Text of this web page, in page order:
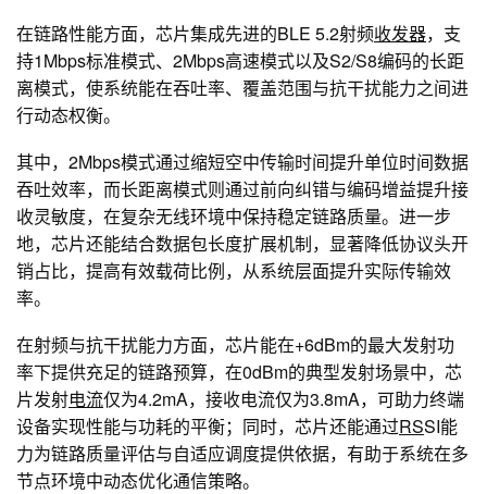
在链路性能方面，芯片集成先进的BLE 5.2射频收发器，支
持1Mbps标准模式、2Mbps高速模式以及S2/S8编码的长距
离模式，使系统能在吞吐率、覆盖范围与抗干扰能力之间进
行动态权衡。
其中，2Mbps模式通过缩短空中传输时间提升单位时间数据
吞吐效率，而长距离模式则通过前向纠错与编码增益提升接
收灵敏度，在复杂无线环境中保持稳定链路质量。进一步
地，芯片还能结合数据包长度扩展机制，显著降低协议头开
销占比，提高有效载荷比例，从系统层面提升实际传输效
率。
在射频与抗干扰能力方面，芯片能在+6dBm的最大发射功
率下提供充足的链路预算，在0dBm的典型发射场景中，芯
片发射电流仅为4.2mA，接收电流仅为3.8mA，可助力终端
设备实现性能与功耗的平衡；同时，芯片还能通过RSSI能
力为链路质量评估与自适应调度提供依据，有助于系统在多
节点环境中动态优化通信策略。